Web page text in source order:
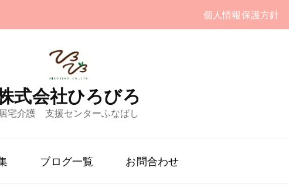
個人情報保護方針
式会社ひろびろ
居宅介護 支援センターふなばし
ブログ一覧 お問合わせ